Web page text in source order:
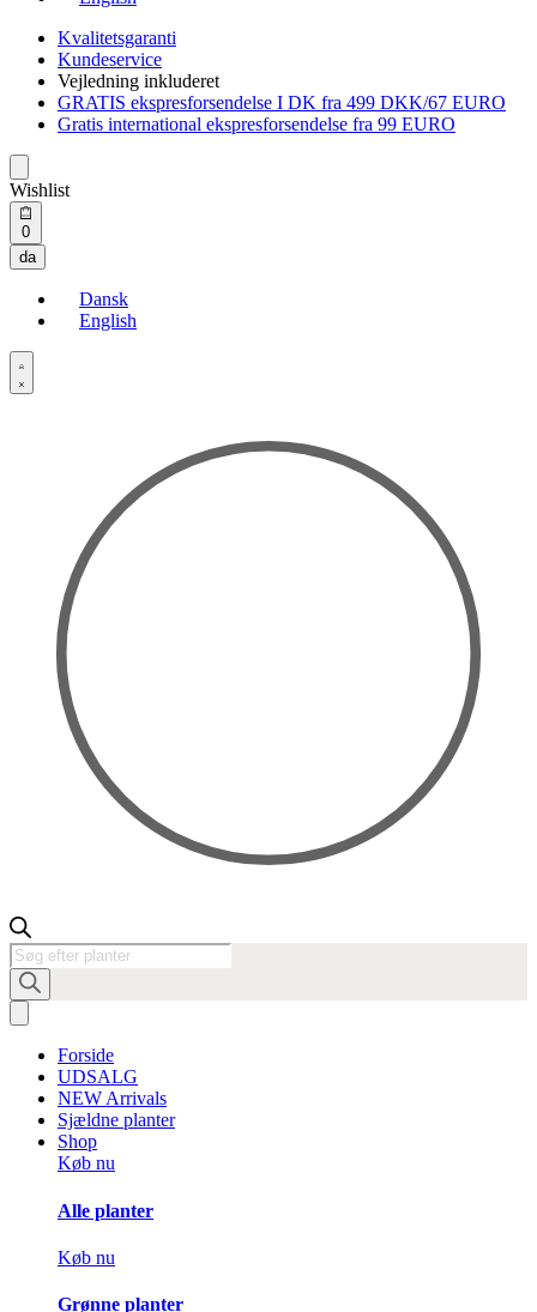
Kvalitetsgaranti
Kundeservice
Vejledning inkluderet
GRATIS ekspresforsendelse I DK fra 499 DKK/67 EURO
Gratis international ekspresforsendelse fra 99 EURO
Wishlist
0Open
cart
da
Dansk
English
Open
Account
details
Products
search
Forside
UDSALG
NEW Arrivals
Sjældne planter
Shop
Køb nu
Alle planter
Køb nu
Grønne planter